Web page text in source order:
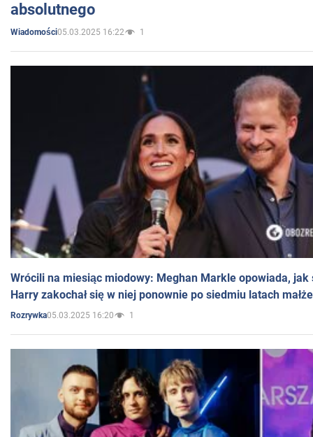
absolutnego
Wiadomości05.03.2025 16:22 1
Wrócili na miesiąc miodowy: Meghan Markle opowiada, jak
Harry zakochał się w niej ponownie po siedmiu latach
Rozrywka05.03.2025 16:20 1